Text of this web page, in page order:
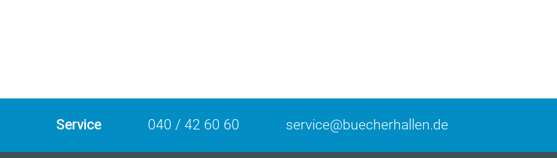
Service 040 / 42 60 60 service@buecherhallen.de